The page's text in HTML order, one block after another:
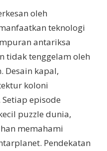
oleh
teknologi
antariksa
tidak tenggelam oleh
Desain kapal,
koloni
episode
puzzle dunia,
memahami
Pendekatan